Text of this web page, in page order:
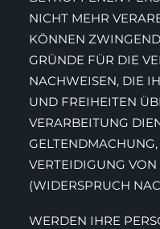
NICHT MEHR
KÖNNEN
GRÜNDE FÜR DIE
NACHWEISEN, DIE
UND FREIHEITEN
VERARBEITUNG
VERTEIDIGUNG
(WIDERSPRUCH
WERDEN IHRE